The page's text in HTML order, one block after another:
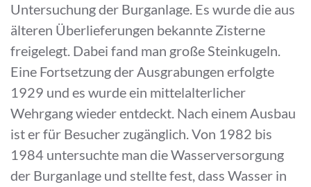
Untersuchung der Burganlage. Es wurde die aus
älteren Überlieferungen bekannte Zisterne
freigelegt. Dabei fand man große Steinkugeln.
Eine Fortsetzung der Ausgrabungen erfolgte
1929 und es wurde ein mittelalterlicher
Wehrgang wieder entdeckt. Nach einem Ausbau
ist er für Besucher zugänglich. Von 1982 bis
1984 untersuchte man die Wasserversorgung
der Burganlage und stellte fest, dass Wasser in